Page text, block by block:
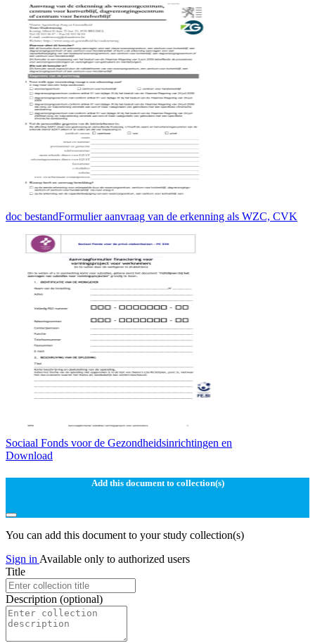
doc bestandFormulier aanvraag van de erkenning als WZC, CVK
Sociaal Fonds voor de Gezondheidsinrichtingen en
Download
Add this document to collection(s)
You can add this document to your study collection(s)
Sign in Available only to authorized users
Title
Description (optional)